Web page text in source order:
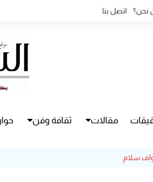
نحن؟ اتصل بنا
مقالات ثقافة وفن حوار
سلام